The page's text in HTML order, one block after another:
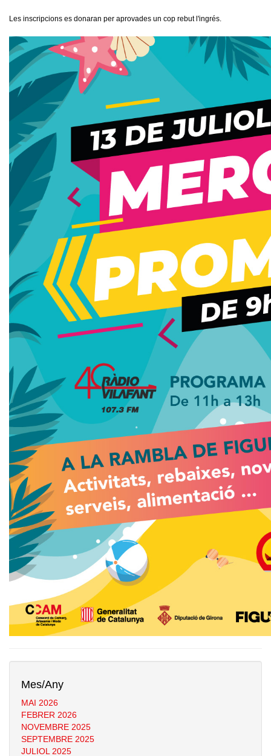
Les inscripcions es donaran per aprovades un cop rebut l'ingrés.
Mes/Any
MAI 2026
FEBRER 2026
NOVEMBRE 2025
SEPTEMBRE 2025
JULIOL 2025